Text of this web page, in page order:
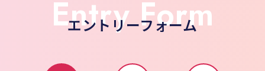
Entry Form
エントリーフォーム